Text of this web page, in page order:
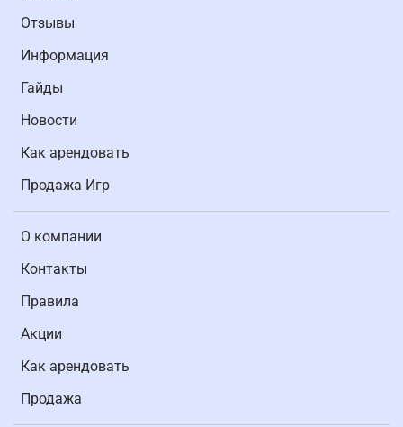
Отзывы
Информация
Гайды
Новости
Как арендовать
Продажа Игр
О компании
Контакты
Правила
Акции
Как арендовать
Продажа